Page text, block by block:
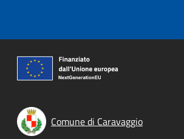
Comune di Caravaggio